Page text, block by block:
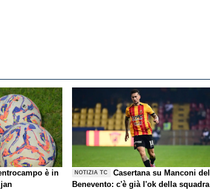
è in
NOTIZIA TC
Casertana su Manconi del
Benevento: c'è già l'ok della squadra